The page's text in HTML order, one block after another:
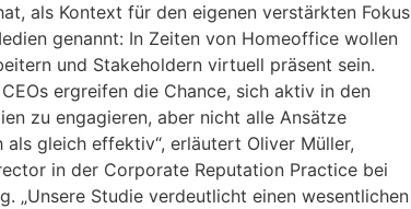
als Kontext für den eigenen verstärkten Fokus
genannt: In Zeiten von Homeoffice wollen
und Stakeholdern virtuell präsent sein.
CEOs ergreifen die Chance, sich aktiv in den
zu engagieren, aber nicht alle Ansätze
als gleich effektiv“, erläutert Oliver Müller,
in der Corporate Reputation Practice bei
„Unsere Studie verdeutlicht einen wesentlichen